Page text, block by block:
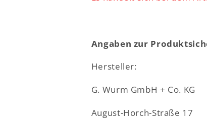
Angaben zur
Hersteller:
G. Wurm GmbH + Co. KG
August-Horch-Straße 17